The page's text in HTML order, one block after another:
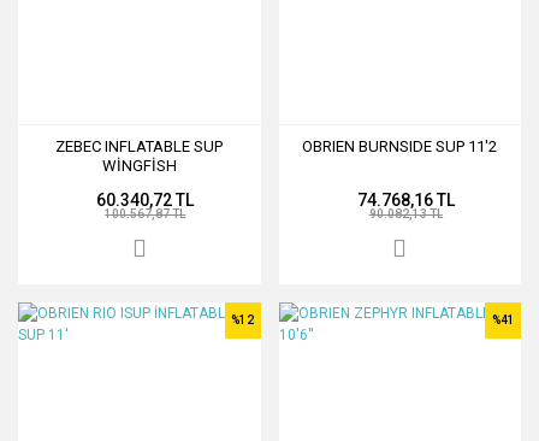
ZEBEC INFLATABLE SUP
WİNGFİSH
60.340,72 TL
100.567,87 TL
OBRIEN BURNSIDE SUP 11'2
74.768,16 TL
90.082,13 TL
%12 %41